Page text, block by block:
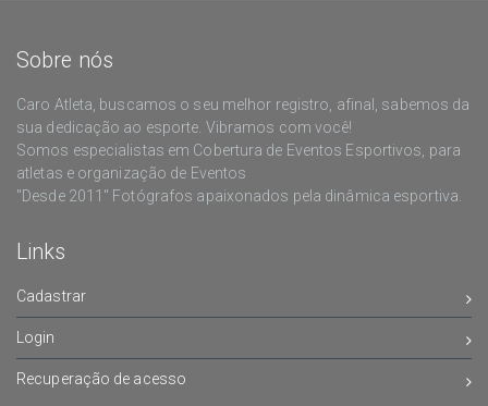
Sobre nós
Caro Atleta, buscamos o seu melhor registro, afinal, sabemos da
sua dedicação ao esporte. Vibramos com você!
Somos especialistas em Cobertura de Eventos Esportivos, para
atletas e organização de Eventos
"Desde 2011" Fotógrafos apaixonados pela dinâmica esportiva.
Links
Cadastrar
Login
Recuperação de acesso